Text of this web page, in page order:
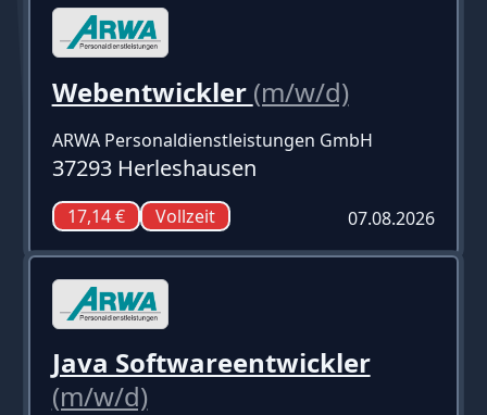
Webentwickler (m/w/d)
ARWA Personaldienstleistungen GmbH
37293 Herleshausen
17,14 € Vollzeit 07.08.2026
Java Softwareentwickler
(m/w/d)